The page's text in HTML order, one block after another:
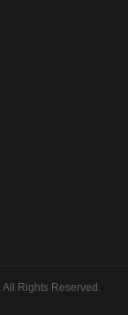
All Rights Reserved.